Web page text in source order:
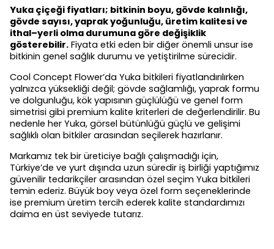
Yuka çiçeği fiyatları; bitkinin boyu, gövde kalınlığı,
gövde sayısı, yaprak yoğunluğu, üretim kalitesi ve
ithal–yerli olma durumuna göre değişiklik
gösterebilir. Fiyata etki eden bir diğer önemli unsur ise
bitkinin genel sağlık durumu ve yetiştirilme sürecidir.
Cool Concept Flower’da Yuka bitkileri fiyatlandırılırken
yalnızca yüksekliği değil; gövde sağlamlığı, yaprak formu
ve dolgunluğu, kök yapısının güçlülüğü ve genel form
simetrisi gibi premium kalite kriterleri de değerlendirilir. Bu
nedenle her Yuka, görsel bütünlüğü güçlü ve gelişimi
sağlıklı olan bitkiler arasından seçilerek hazırlanır.
Markamız tek bir üreticiye bağlı çalışmadığı için,
Türkiye’de ve yurt dışında uzun süredir iş birliği yaptığımız
güvenilir tedarikçiler arasından özel seçim Yuka bitkileri
temin ederiz. Büyük boy veya özel form seçeneklerinde
ise premium üretim tercih ederek kalite standardımızı
daima en üst seviyede tutarız.